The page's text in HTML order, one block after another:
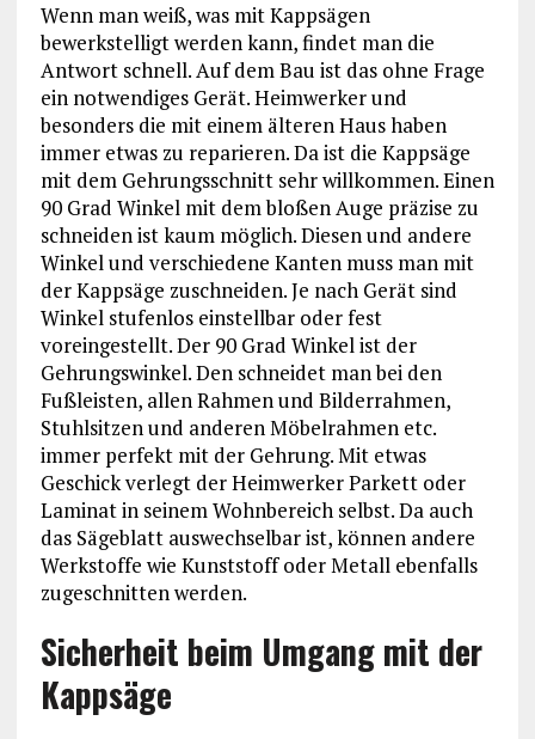
Wenn man weiß, was mit Kappsägen
bewerkstelligt werden kann, findet man die
Antwort schnell. Auf dem Bau ist das ohne Frage
ein notwendiges Gerät. Heimwerker und
besonders die mit einem älteren Haus haben
immer etwas zu reparieren. Da ist die Kappsäge
mit dem Gehrungsschnitt sehr willkommen. Einen
90 Grad Winkel mit dem bloßen Auge präzise zu
schneiden ist kaum möglich. Diesen und andere
Winkel und verschiedene Kanten muss man mit
der Kappsäge zuschneiden. Je nach Gerät sind
Winkel stufenlos einstellbar oder fest
voreingestellt. Der 90 Grad Winkel ist der
Gehrungswinkel. Den schneidet man bei den
Fußleisten, allen Rahmen und Bilderrahmen,
Stuhlsitzen und anderen Möbelrahmen etc.
immer perfekt mit der Gehrung. Mit etwas
Geschick verlegt der Heimwerker Parkett oder
Laminat in seinem Wohnbereich selbst. Da auch
das Sägeblatt auswechselbar ist, können andere
Werkstoffe wie Kunststoff oder Metall ebenfalls
zugeschnitten werden.
Sicherheit beim Umgang mit der
Kappsäge